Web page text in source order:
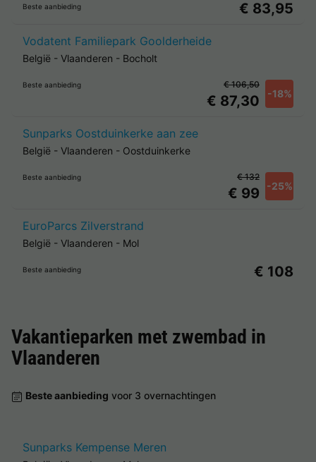
Beste aanbieding € 83,95
Vodatent Familiepark Goolderheide
België - Vlaanderen - Bocholt
Beste aanbieding
€ 87,30 -18%
€ 106,50
Sunparks Oostduinkerke aan zee
België - Vlaanderen - Oostduinkerke
Beste aanbieding
€ 99 -25%
€ 132
EuroParcs Zilverstrand
België - Vlaanderen - Mol
Beste aanbieding € 108
Vakantieparken met zwembad in
Vlaanderen
Beste aanbieding voor 3 overnachtingen
Sunparks Kempense Meren